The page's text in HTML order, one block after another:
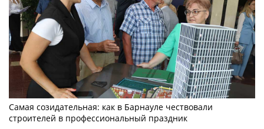
Самая созидательная: как в Барнауле чествовали
строителей в профессиональный праздник